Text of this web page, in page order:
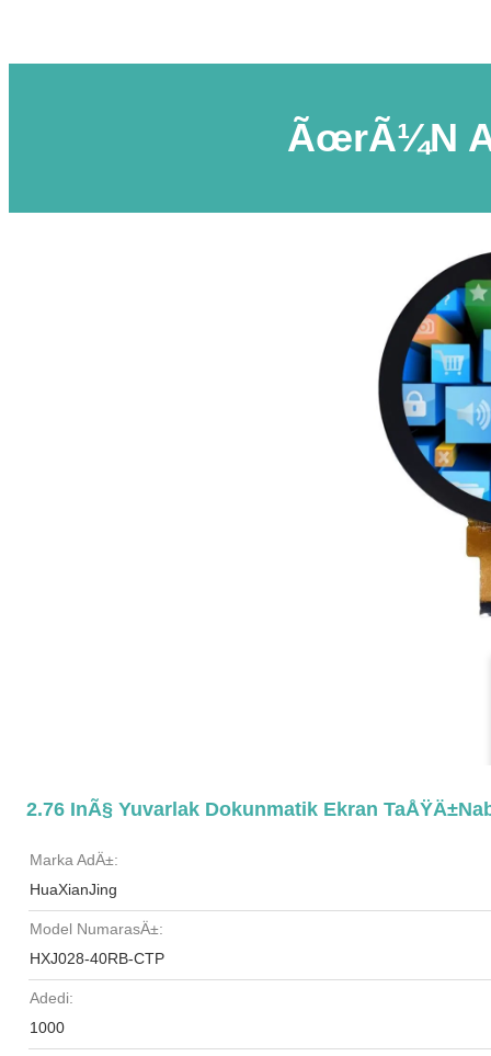
ÃœrÃ¼n
2.76 InÃ§ Yuvarlak Dokunmatik Ekran
Marka AdÄ±:
HuaXianJing
Model NumarasÄ±:
HXJ028-40RB-CTP
Adedi:
1000